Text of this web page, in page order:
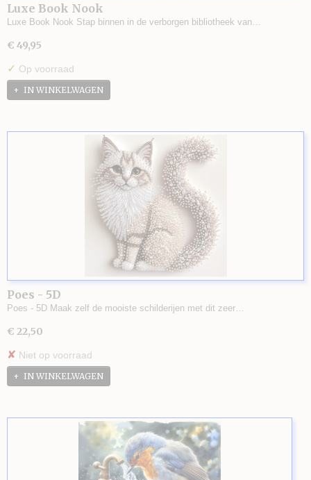
Luxe Book Nook
Luxe Book Nook Stap binnen in de verborgen bibliotheek van…
€ 49,95
✓ Op voorraad
IN WINKELWAGEN
Poes - 5D
Poes - 5D Maak zelf de mooiste schilderijen met dit zeer…
€ 22,50
✘ Niet op voorraad
IN WINKELWAGEN